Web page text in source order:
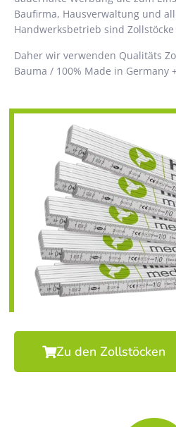
Baufirma, Hausverwaltung und
Handwerksbetrieb sind
Daher wir verwenden Qualitäts
Bauma / 100% Made in Germany
Zu den Zollstöcken